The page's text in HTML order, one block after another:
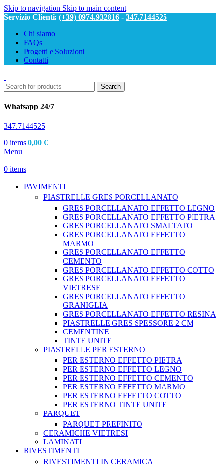
Skip to navigation Skip to main content
Servizio Clienti: (+39) 0974.932816 - 347.7144525
Chi siamo
FAQs
Progetti e Soluzioni
Contatti
Search
Whatsapp 24/7
347.7144525
0 items 0,00 €
Menu
0 items
PAVIMENTI
PIASTRELLE GRES PORCELLANATO
GRES PORCELLANATO EFFETTO LEGNO
GRES PORCELLANATO EFFETTO PIETRA
GRES PORCELLANATO SMALTATO
GRES PORCELLANATO EFFETTO
MARMO
GRES PORCELLANATO EFFETTO
CEMENTO
GRES PORCELLANATO EFFETTO COTTO
GRES PORCELLANATO EFFETTO
VIETRESE
GRES PORCELLANATO EFFETTO
GRANIGLIA
GRES PORCELLANATO EFFETTO RESINA
PIASTRELLE GRES SPESSORE 2 CM
CEMENTINE
TINTE UNITE
PIASTRELLE PER ESTERNO
PER ESTERNO EFFETTO PIETRA
PER ESTERNO EFFETTO LEGNO
PER ESTERNO EFFETTO CEMENTO
PER ESTERNO EFFETTO MARMO
PER ESTERNO EFFETTO COTTO
PER ESTERNO TINTE UNITE
PARQUET
PARQUET PREFINITO
CERAMICHE VIETRESI
LAMINATI
RIVESTIMENTI
RIVESTIMENTI IN CERAMICA